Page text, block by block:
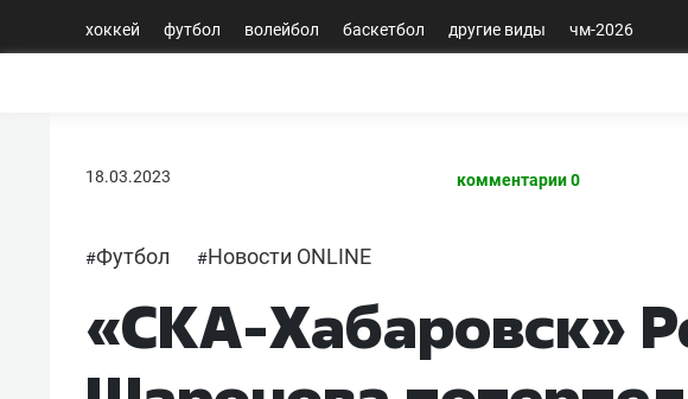
хоккей футбол волейбол баскетбол другие виды чм-2026
18.03.2023 комментарии 0
#Футбол #Новости ONLINE
«СКА-Хабаровск»